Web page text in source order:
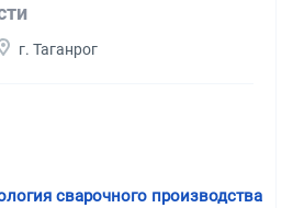
г. Таганрог
сварочного производства